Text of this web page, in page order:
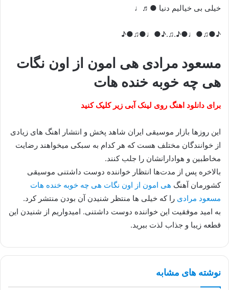
خیلی بی خیالیم دنیا ●♬♩
♪●♫●♩●♪.♫.♪●♩●♫●♪
مسعود مرادی هی امون از اون نگات
هی چه خوبه خنده هات
برای دانلود اهنگ روی لینک آبی زیر کلیک کنید
این روزها بازار موسیقی ایران شاهد پخش و انتشار اهنگ های زیادی
از خوانندگان مختلف هست که هر کدام به سبکی میخواهند رضایت
مخاطبین و هوادارانشان را جلب کنند.
بالاخره پس از مدت‌ها انتظار خواننده دوست داشتنی موسیقی
کشورمان آهنگ هی امون از اون نگات هی چه خوبه خنده هات
مسعود مرادی را که خیلی ها منتظر شنیدن آن بودن منتشر کرد.
به امید موفقیت این خواننده دوست داشتنی. امیدواریم از شنیدن این
قطعه زیبا و جذاب لذت ببرید.
نوشته های مشابه